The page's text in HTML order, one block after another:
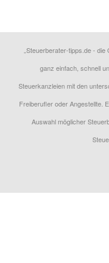
„Steuerberater-tipps.de -
ganz einfach, schnell
Steuerkanzleien mit den
Freiberufler oder Angestellte.
Auswahl möglicher